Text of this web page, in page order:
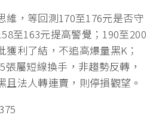
維，等回測170至176元是否守
至163元提高警覺；190至200
獲利了結，不追高爆量黑K；
屬短線換手，非趨勢反轉，
且法人轉連賣，則停損觀望。